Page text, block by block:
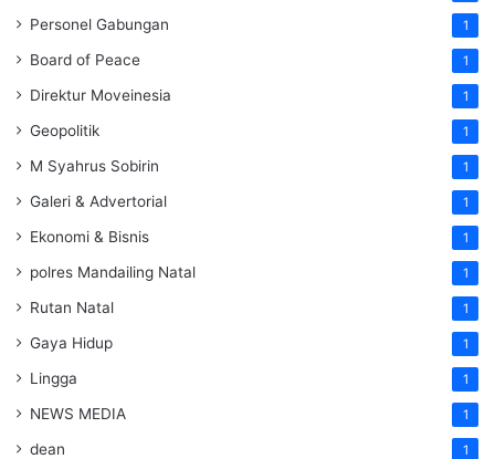
Personel Gabungan 1
Board of Peace 1
Direktur Moveinesia 1
Geopolitik 1
M Syahrus Sobirin 1
Galeri & Advertorial 1
Ekonomi & Bisnis 1
polres Mandailing Natal 1
Rutan Natal 1
Gaya Hidup 1
Lingga 1
NEWS MEDIA 1
dean 1